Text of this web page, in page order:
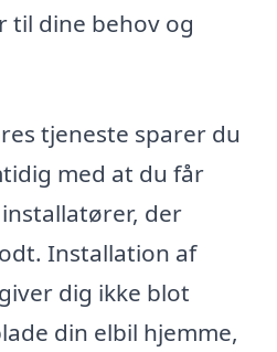
til dine behov og
tjeneste sparer du
med at du får
der
Installation af
dig ikke blot
din elbil hjemme,